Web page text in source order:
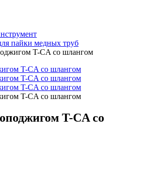
пайки медных труб
T-CA со шлангом
T-CA со